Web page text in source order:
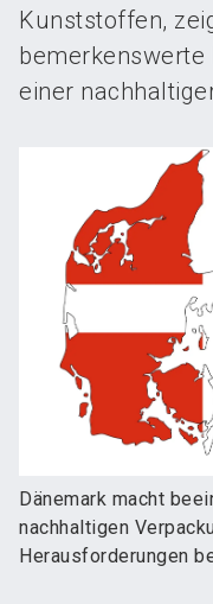
Kunststoffen,
bemerkenswerte
einer
Dänemark macht
nachhaltigen
Herausforderungen